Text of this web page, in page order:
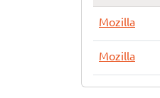
Mozilla
Mozilla